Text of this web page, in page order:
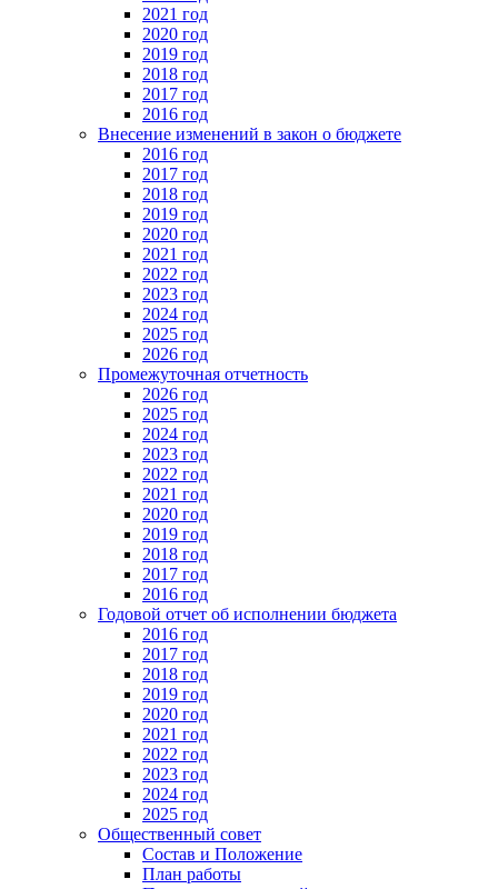
2021 год
2020 год
2019 год
2018 год
2017 год
2016 год
Внесение изменений в закон о бюджете
2016 год
2017 год
2018 год
2019 год
2020 год
2021 год
2022 год
2023 год
2024 год
2025 год
2026 год
Промежуточная отчетность
2026 год
2025 год
2024 год
2023 год
2022 год
2021 год
2020 год
2019 год
2018 год
2017 год
2016 год
Годовой отчет об исполнении бюджета
2016 год
2017 год
2018 год
2019 год
2020 год
2021 год
2022 год
2023 год
2024 год
2025 год
Общественный совет
Состав и Положение
План работы